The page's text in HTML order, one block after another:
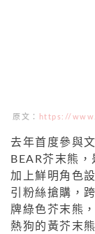
原文：
https://
去年首度參與
BEAR芥末熊
加上鮮明角色
引粉絲搶購，
牌綠色芥末熊
熱狗的黃芥末